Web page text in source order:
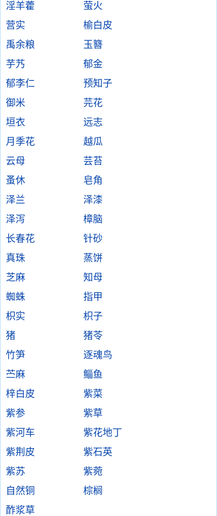
淫羊藿
萤火
营实
榆白皮
禹余粮
玉簪
芋艿
郁金
郁李仁
预知子
御米
芫花
垣衣
远志
月季花
越瓜
云母
芸苔
蚤休
皂角
泽兰
泽漆
泽泻
樟脑
长春花
针砂
真珠
蒸饼
芝麻
知母
蜘蛛
指甲
枳实
枳子
猪
猪苓
竹笋
逐魂鸟
苎麻
鲻鱼
梓白皮
紫菜
紫参
紫草
紫河车
紫花地丁
紫荆皮
紫石英
紫苏
紫菀
自然铜
棕榈
酢浆草